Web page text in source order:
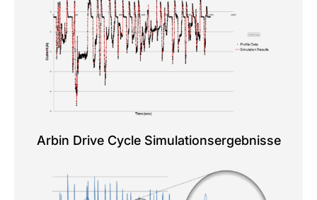
Arbin Drive Cycle Simulationsergebnisse